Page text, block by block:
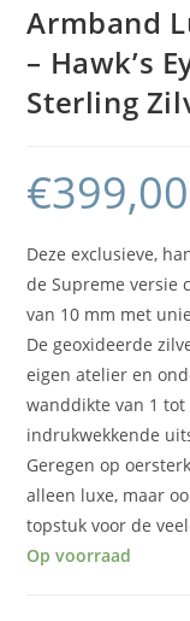
Armband
– Hawk’s
Sterling
€399,00
Deze exclusieve,
de Supreme versie
van 10 mm met
De geoxideerde
eigen atelier en
wanddikte van 1 tot
indrukwekkende
Geregen op
alleen luxe, maar
topstuk voor de
Op voorraad